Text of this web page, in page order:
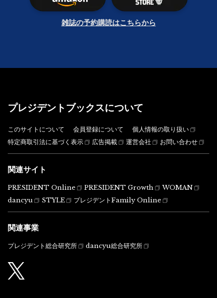
雑誌の予約購読はこちらから
プレジデントブックスについて
このサイトについて 会員登録について
個人情報の取り扱い
特定商取引法に基づく表示
広告掲載 運営会社 お問い合わせ
関連サイト
PRESIDENT Online PRESIDENT Growth
WOMAN
dancyu
STYLE プレジデントFamily Online
関連事業
プレジデント総合研究所 dancyu総合研究所